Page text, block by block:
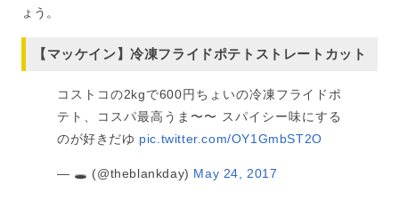
ょう。
【マッケイン】冷凍フライドポテトストレートカット
コストコの2kgで600円ちょいの冷凍フライドポ
テト、コスパ最高うま〜〜 スパイシー味にする
のが好きだゆ pic.twitter.com/OY1GmbST2O
— 🕳 (@theblankday) May 24, 2017